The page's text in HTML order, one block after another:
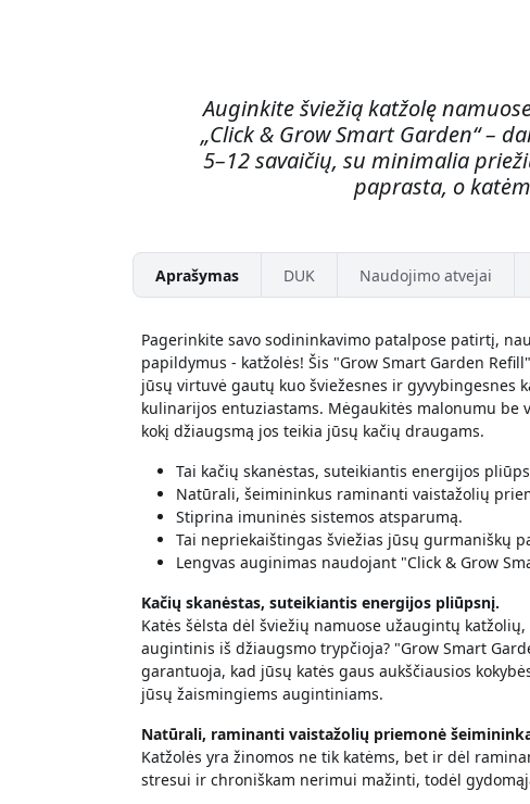
Auginkite šviežią katžolę
„Click & Grow Smart Garden“ –
5–12 savaičių, su minimalia
paprasta, o
Aprašymas DUK Naudojimo atvejai
Pagerinkite savo sodininkavimo patalpose patirtį,
papildymus - katžolės! Šis "Grow Smart Garden
jūsų virtuvė gautų kuo šviežesnes ir gyvybingesnes
kulinarijos entuziastams. Mėgaukitės malonumu
kokį džiaugsmą jos teikia jūsų kačių draugams.
Tai kačių skanėstas, suteikiantis energijos
Natūrali, šeimininkus raminanti vaistažolių
Stiprina imuninės sistemos atsparumą.
Tai nepriekaištingas šviežias jūsų gurmaniškų
Lengvas auginimas naudojant "Click & Grow
Kačių skanėstas, suteikiantis energijos pliūpsnį.
Katės šėlsta dėl šviežių namuose užaugintų
augintinis iš džiaugsmo trypčioja? "Grow Smart
garantuoja, kad jūsų katės gaus aukščiausios
jūsų žaismingiems augintiniams.
Natūrali, raminanti vaistažolių priemonė
Katžolės yra žinomos ne tik katėms, bet ir dėl
stresui ir chroniškam nerimui mažinti, todėl